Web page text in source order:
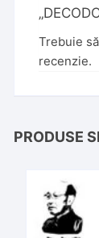
Trebuie
recenzie.
PRODUSE